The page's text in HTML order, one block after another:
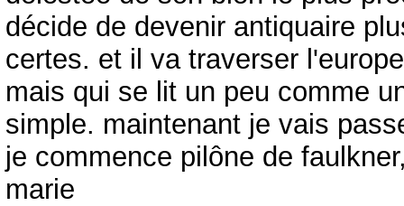
décide de devenir antiquaire
certes. et il va traverser
mais qui se lit un peu comme
simple. maintenant je vais
je commence pilône de
marie